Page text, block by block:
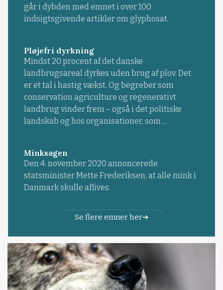
går i dybden med emnet i over 100
indsigtsgivende artikler om glyphosat.
Pløjefri dyrkning
Mindst 20 procent af det danske
landbrugsareal dyrkes uden brug af plov. Det
er et tal i hastig vækst. Og begreber som
conservation agriculture og regenerativt
landbrug vinder frem – også i det politiske
landskab og hos organisationer, som ...
Minksagen
Den 4. november 2020 annoncerede
statsminister Mette Frederiksen, at alle mink i
Danmark skulle aflives.
Se flere emner her